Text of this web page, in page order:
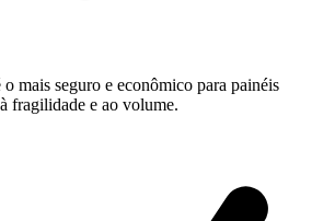
mais seguro e econômico para painéis
fragilidade e ao volume.